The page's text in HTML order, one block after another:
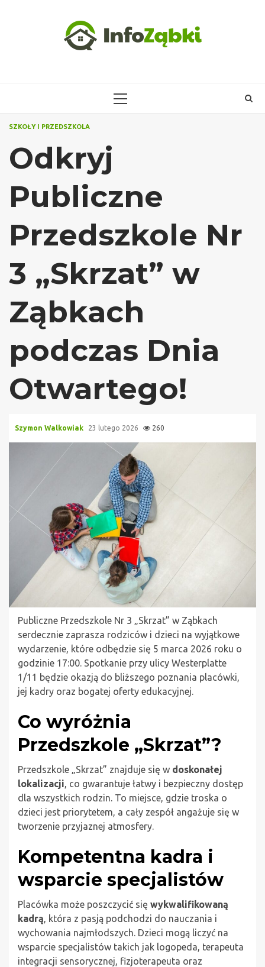
PRIMARY
SZKOŁY I PRZEDSZKOLA
Odkryj
Publiczne
Przedszkole Nr
3 „Skrzat” w
Ząbkach
podczas Dnia
Otwartego!
Szymon Walkowiak 23 lutego 2026 260
Publiczne Przedszkole Nr 3 „Skrzat” w Ząbkach
serdecznie zaprasza rodziców i dzieci na wyjątkowe
wydarzenie, które odbędzie się 5 marca 2026 roku o
godzinie 17:00. Spotkanie przy ulicy Westerplatte
1/11 będzie okazją do bliższego poznania placówki,
jej kadry oraz bogatej oferty edukacyjnej.
Co wyróżnia
Przedszkole „Skrzat”?
Przedszkole „Skrzat” znajduje się w doskonałej
lokalizacji, co gwarantuje łatwy i bezpieczny dostęp
dla wszystkich rodzin. To miejsce, gdzie troska o
dzieci jest priorytetem, a cały zespół angażuje się w
tworzenie przyjaznej atmosfery.
Kompetentna kadra i
wsparcie specjalistów
Placówka może poszczycić się wykwalifikowaną
kadrą, która z pasją podchodzi do nauczania i
wychowania najmłodszych. Dzieci mogą liczyć na
wsparcie specjalistów takich jak logopeda, terapeuta
integracji sensorycznej, fizjoterapeuta oraz